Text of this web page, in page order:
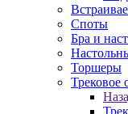
Споты
Бра и
Торшеры
Трековое